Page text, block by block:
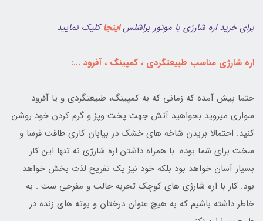
برای خرید اره شارژی با موتور براشلساینجاکلیک نمایید
اره شارژی مناسب طبیعتگردی ، کمپینگ ، آفرود ...:
حتما پیش آمده که زمانی که به کمپینگ، طبیعتگردی و یا آفرود
سواری میروید بخواهید آتش جهت پخت وپز و گرم کردن خود روشن
کنید. احتمالا بریدن شاخه های خشک در بیابان کاری طاقت فرسا و
سخت برای شما بوده. با همراه داشتن اره شارژی نه تنها این کار
بسیار آسان خواهد بود بلکه خود نیز یک تفریح لذت بخش خواهد
بود. کار با اره شارژی های کوچک تجربه جالب و مفرحی ست . به
خاطر داشته باشیم که به هیچ عنوان درختان و بوته های زنده در